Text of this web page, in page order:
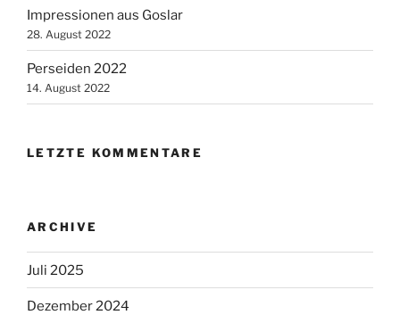
Impressionen aus Goslar
28. August 2022
Perseiden 2022
14. August 2022
LETZTE KOMMENTARE
ARCHIVE
Juli 2025
Dezember 2024